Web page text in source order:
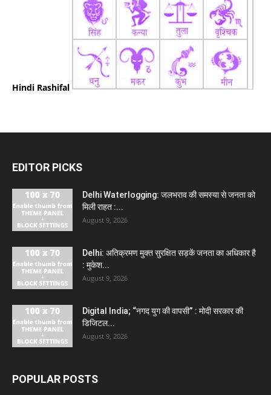
Hindi Rashifal
EDITOR PICKS
Delhi Waterlogging: जलभराव की समस्या से जनता को
मिली राहत :...
August 9, 2026
Delhi: अतिक्रमण मुक्त सुरक्षित सड़कें जनता का अधिकार है
: मुकेश...
August 9, 2026
Digital India; “नगद युग की वापसी” : मोदी सरकार की
डिजिटल...
August 9, 2026
POPULAR POSTS